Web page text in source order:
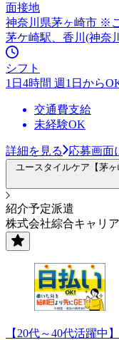
面接地
神奈川県茅ヶ崎市 ※
茅ケ崎駅、香川(神奈
シフト
1日4時間 週1日から
交通費支給
未経験OK
詳細を見る 応募画面
ユースタイルケア【茅
紹介予定派遣
株式会社綜合キャリ
【20代～40代活躍